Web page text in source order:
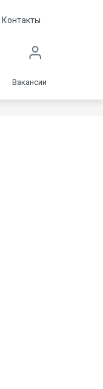
Контакты
Вакансии